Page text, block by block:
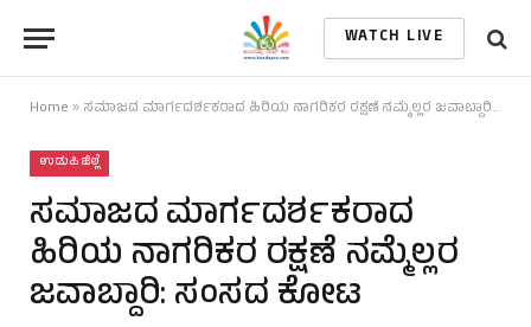
WATCH LIVE
Home » ಸಮಾಜದ ಮಾರ್ಗದರ್ಶಕರಾದ ಹಿರಿಯ ನಾಗರಿಕರ ರಕ್ಷಣೆ ನಮ್ಮೆಲ್ಲರ ಜವಾಬ್ದಾರಿ: ಸಂಸದ ಕೋಟ
ಉಡುಪಿ ಜಿಲ್ಲೆ
ಸಮಾಜದ ಮಾರ್ಗದರ್ಶಕರಾದ
ಹಿರಿಯ ನಾಗರಿಕರ ರಕ್ಷಣೆ ನಮ್ಮೆಲ್ಲರ
ಜವಾಬ್ದಾರಿ: ಸಂಸದ ಕೋಟ